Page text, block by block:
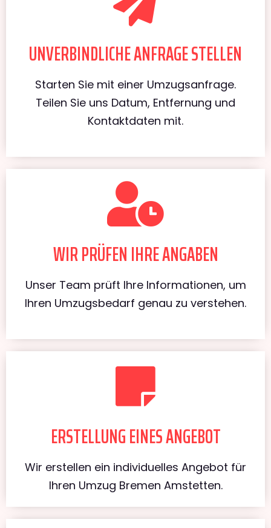
UNVERBINDLICHE ANFRAGE STELLEN
Starten Sie mit einer Umzugsanfrage.
Teilen Sie uns Datum, Entfernung und
Kontaktdaten mit.
WIR PRÜFEN IHRE ANGABEN
Unser Team prüft Ihre Informationen, um
Ihren Umzugsbedarf genau zu verstehen.
ERSTELLUNG EINES ANGEBOT
Wir erstellen ein individuelles Angebot für
Ihren Umzug Bremen Amstetten.